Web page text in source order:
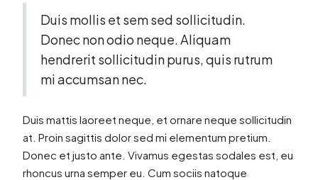
Duis mollis et sem sed sollicitudin.
Donec non odio neque. Aliquam
hendrerit sollicitudin purus, quis rutrum
mi accumsan nec.
Duis mattis laoreet neque, et ornare neque sollicitudin
at. Proin sagittis dolor sed mi elementum pretium.
Donec et justo ante. Vivamus egestas sodales est, eu
rhoncus urna semper eu. Cum sociis natoque